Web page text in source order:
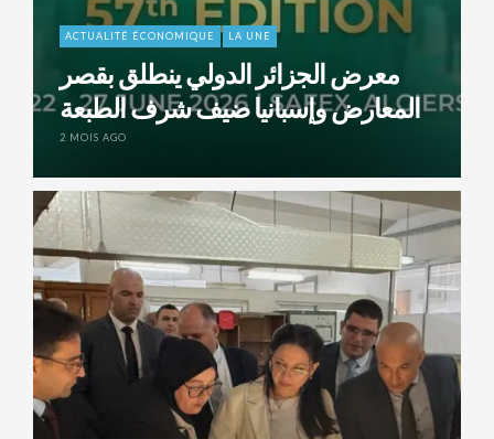
ACTUALITÉ ÉCONOMIQUE LA UNE
معرض الجزائر الدولي ينطلق بقصر
المعارض وإسبانيا ضيف شرف الطبعة
2 MOIS AGO